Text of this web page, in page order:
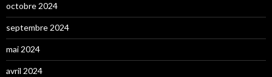
octobre 2024
septembre 2024
mai 2024
avril 2024